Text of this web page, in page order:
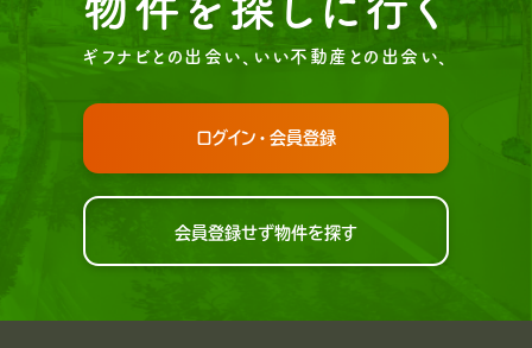
ギフナビとの出会い、いい不動産との出会い、
ログイン・会員登録
会員登録せず物件を探す